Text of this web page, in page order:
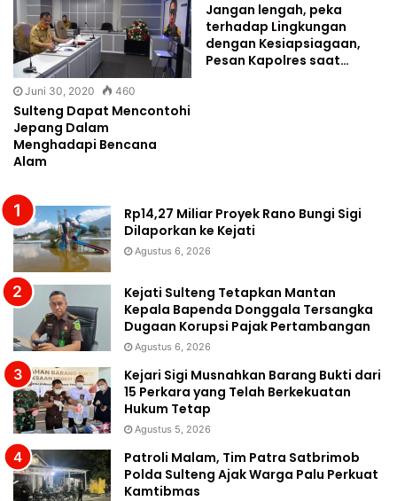
Juni 30, 2020 460
Sulteng Dapat Mencontohi
Jepang Dalam
Menghadapi Bencana
Alam
Jangan lengah, peka
terhadap Lingkungan
dengan Kesiapsiagaan,
Pesan Kapolres saat…
Rp14,27 Miliar Proyek Rano Bungi Sigi
Dilaporkan ke Kejati
Agustus 6, 2026
Kejati Sulteng Tetapkan Mantan
Kepala Bapenda Donggala Tersangka
Dugaan Korupsi Pajak Pertambangan
Agustus 6, 2026
Kejari Sigi Musnahkan Barang Bukti dari
15 Perkara yang Telah Berkekuatan
Hukum Tetap
Agustus 5, 2026
Patroli Malam, Tim Patra Satbrimob
Polda Sulteng Ajak Warga Palu Perkuat
Kamtibmas